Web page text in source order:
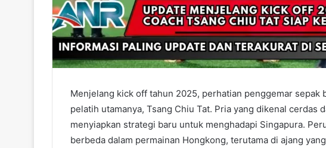
Menjelang kick off tahun 2025, perhatian penggemar sepak
pelatih utamanya, Tsang Chiu Tat. Pria yang dikenal cerdas
menyiapkan strategi baru untuk menghadapi Singapura.
berbeda dalam permainan Hongkong, terutama di ajang